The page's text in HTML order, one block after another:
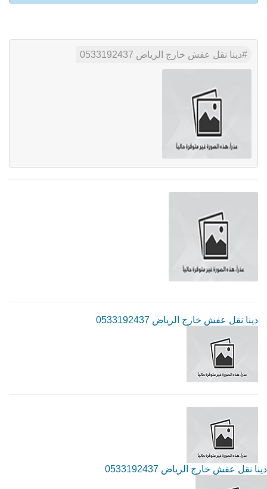
دينا نقل عفش خارج الرياض 0533192437
دينا نقل عفش خارج الرياض 0533192437
دينا نقل عفش خارج الرياض 0533192437